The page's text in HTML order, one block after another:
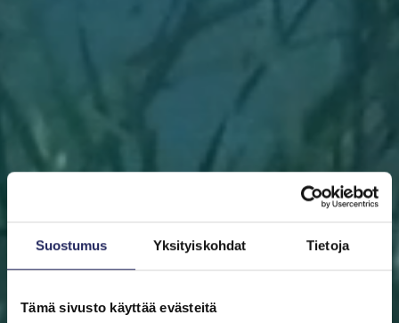
Suostumus Yksityiskohdat Tietoja
Tämä sivusto käyttää evästeitä